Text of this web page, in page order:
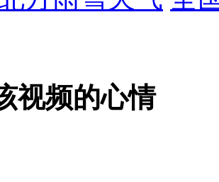
家言论片面不公正
视频的心情